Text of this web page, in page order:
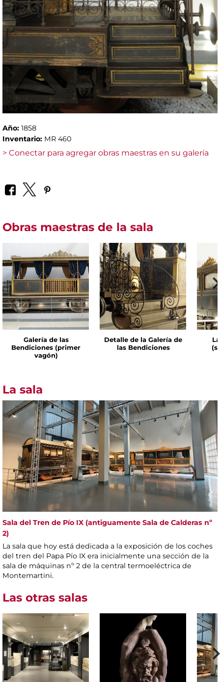
Año: 1858
Inventario: MR 460
> Conectar para agregar obras maestras en su galería
Obras maestras de la sala
Galería de las
Bendiciones (primer
vagón)
Detalle de la Galería de
las Bendiciones
La sala
Sala del Tren de Pío IX (antiguamente Sala de Calderas nº
2)
La sala que hoy está dedicada a la exposición de los coches
del tren del Papa Pío IX era inicialmente una sección de la
sala de máquinas nº 2 de la central termoeléctrica de
Montemartini.
Las otras salas